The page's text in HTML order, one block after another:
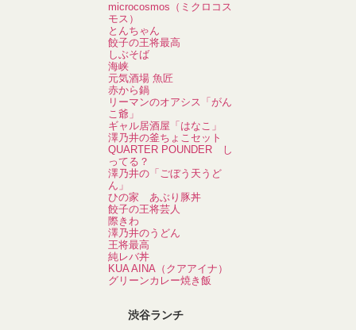
microcosmos（ミクロコス
モス）
とんちゃん
餃子の王将最高
しぶそば
海峡
元気酒場 魚匠
赤から鍋
リーマンのオアシス「がん
こ爺」
ギャル居酒屋「はなこ」
澤乃井の釜ちょこセット
QUARTER POUNDER し
ってる？
澤乃井の「ごぼう天うど
ん」
ひの家 あぶり豚丼
餃子の王将芸人
際きわ
澤乃井のうどん
王将最高
純レバ丼
KUA AINA（クアアイナ）
グリーンカレー焼き飯
渋谷ランチ